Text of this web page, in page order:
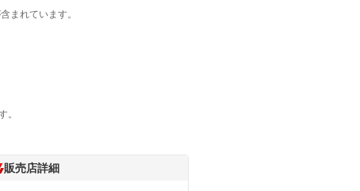
まれています。
。
販売店詳細